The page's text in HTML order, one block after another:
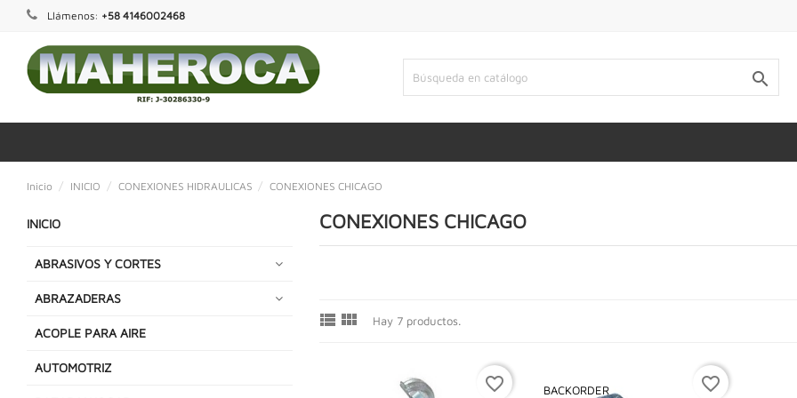
Llámenos: +58 4146002468

Inicio INICIO CONEXIONES HIDRAULICAS CONEXIONES CHICAGO
INICIO
ABRASIVOS Y CORTES
ABRAZADERAS
ACOPLE PARA AIRE
AUTOMOTRIZ
CONEXIONES CHICAGO
  Hay 7 productos.
favorite_border BACKORDER favorite_border